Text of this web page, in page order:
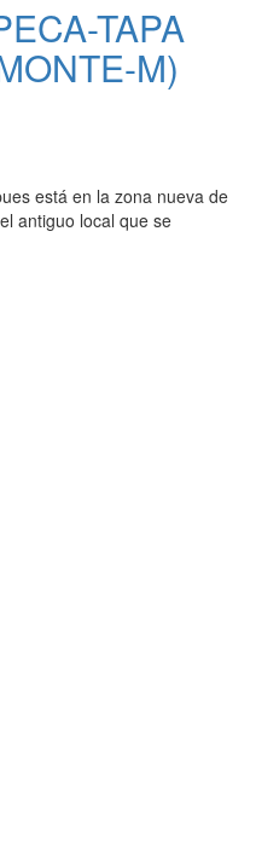
TAPA
M)
está en la zona nueva de
antiguo local que se